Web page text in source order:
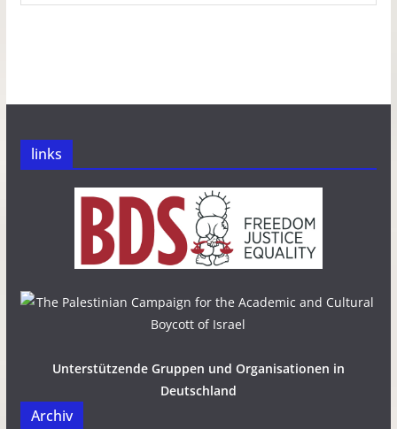
links
Unterstützende Gruppen und Organisationen in
Deutschland
Archiv